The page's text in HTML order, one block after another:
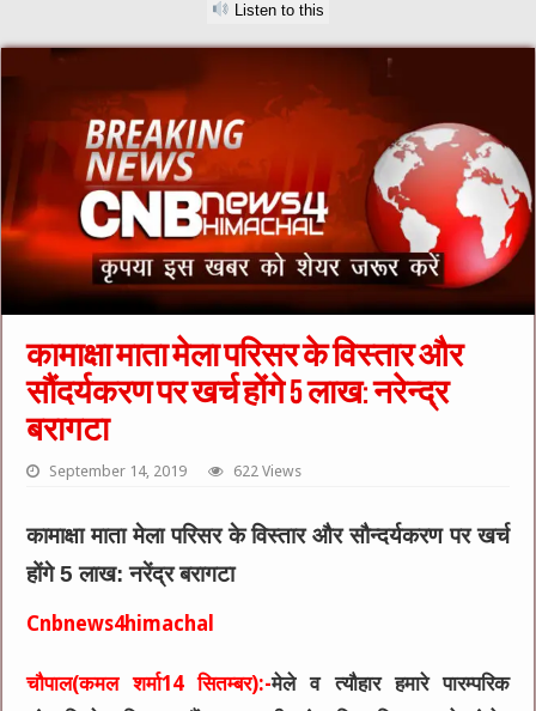
Listen to this
कामाक्षा माता मेला परिसर के विस्तार और
सौंदर्यकरण पर खर्च होंगे 5 लाख: नरेन्द्र
बरागटा
September 14, 2019 622 Views
कामाक्षा माता मेला परिसर के विस्तार और सौन्दर्यकरण पर खर्च
होंगे 5 लाख: नरेंद्र बरागटा
Cnbnews4himachal
चौपाल(कमल शर्मा14 सितम्बर):-मेले व त्यौहार हमारे पारम्परिक